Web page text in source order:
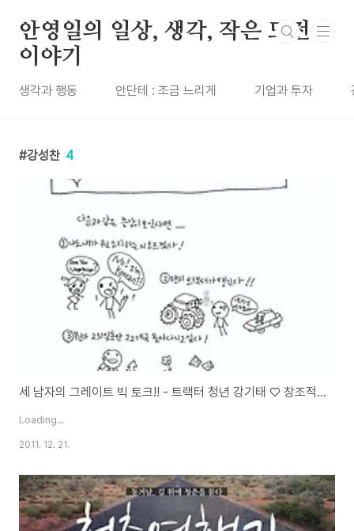
안영일의 일상, 생각, 작은 도전
이야기
생각과 행동 안단테 : 조금 느리게 기업과 투자
강성찬 4
세 남자의 그레이트 빅 토크!! - 트랙터 청년 강기태 ♡ 창조적 부적응자 강성찬 ♡ Doer 안영일
Loading...
2011. 12. 21.